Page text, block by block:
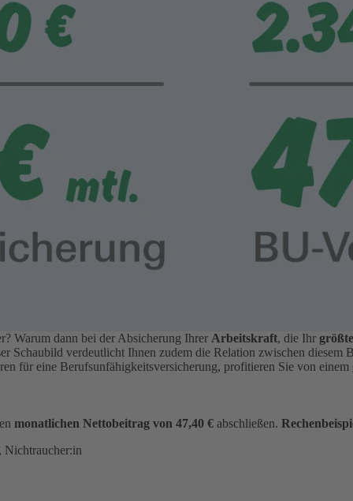
Warum dann bei der Absicherung Ihrer Arbeitskraft, die Ihr
Schaubild verdeutlicht Ihnen zudem die Relation zwischen diesem
für eine Berufsunfähigkeitsversicherung, profitieren Sie von einem
monatlichen Nettobeitrag von 47,40 € abschließen.
Nichtraucher:in